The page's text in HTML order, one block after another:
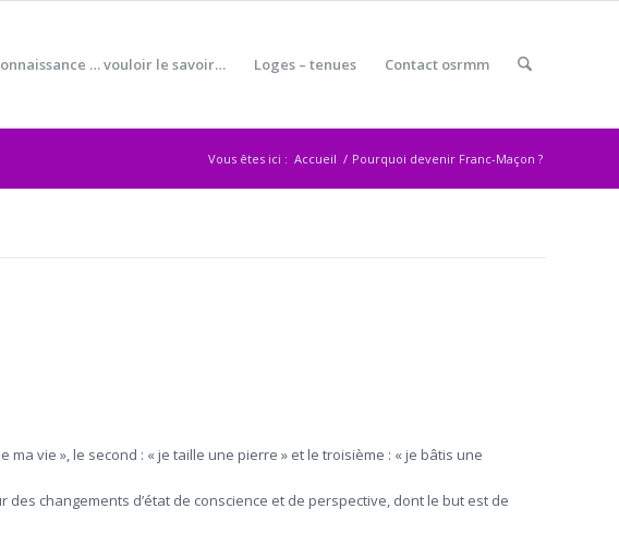
… vouloir le savoir… Loges – tenues Contact osrmm
Vous êtes ici : Accueil / Pourquoi devenir Franc-Maçon ?
vie », le second : « je taille une pierre » et le troisième : « je bâtis une
changements d’état de conscience et de perspective, dont le but est de